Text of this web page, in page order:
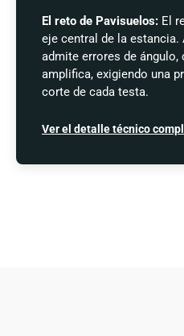
El reto de Pavisuelos: El
eje central de la estancia.
admite errores de
amplifica, exigiendo una
corte de cada testa.
Ver el detalle técnico